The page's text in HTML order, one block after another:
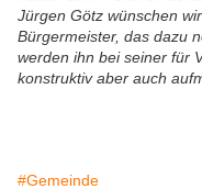
Jürgen Götz wünschen
Bürgermeister, das dazu
werden ihn bei seiner für
konstruktiv aber auch
#Gemeinde